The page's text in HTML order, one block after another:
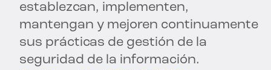
establezcan, implementen,
mantengan y mejoren continuamente
sus prácticas de gestión de la
seguridad de la información.